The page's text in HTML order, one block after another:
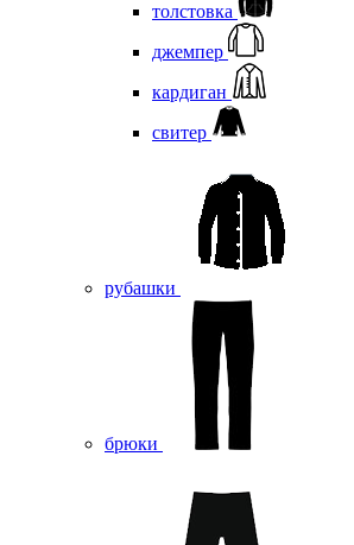
толстовка
джемпер
кардиган
свитер
рубашки
брюки